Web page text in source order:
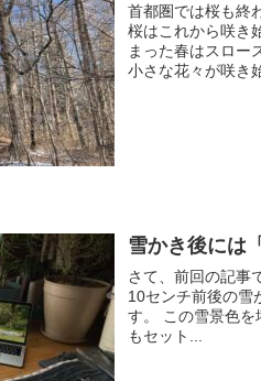
首都圏では桜も終
桜はこれから咲き
まった春はスロー
小さな花々が咲き
雪かき後には
さて、前回の記事
10センチ前後の雪
す。 この雪景色を
もセット...